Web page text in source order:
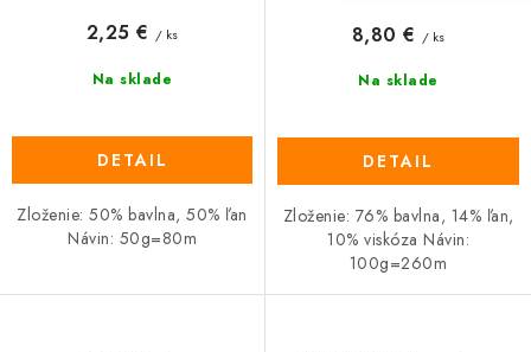
Na sklade
2,25 € / ks
DETAIL
Zloženie: 50% bavlna, 50% ľan
Návin: 50g=80m
Na sklade
8,80 € / ks
DETAIL
Zloženie: 76% bavlna, 14% ľan,
10% viskóza Návin:
100g=260m